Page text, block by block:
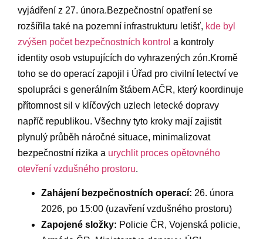
vyjádření z 27. února.Bezpečnostní opatření ⁤se
⁢rozšířila také na ‌pozemní‌ infrastrukturu letišť, kde ​byl
zvýšen počet ⁤bezpečnostních kontrol a kontroly​
identity‌ osob vstupujících do vyhrazených ‍zón.Kromě
toho se do operací zapojil i Úřad ⁣pro civilní letectví ⁤ve
spolupráci ⁢s generálním štábem ⁤AČR, ​který‍ koordinuje
přítomnost​ sil v klíčových uzlech ⁢letecké dopravy
napříč republikou. Všechny tyto kroky mají zajistit
plynulý ⁣průběh náročné situace, minimalizovat
⁢bezpečnostní rizika a⁢ urychlit proces opětovného
‌otevření vzdušného​ prostoru.
Zahájení bezpečnostních operací: 26. února‌
2026, po 15:00 (uzavření vzdušného prostoru)
Zapojené složky: Policie ČR,‌ Vojenská‌ policie,